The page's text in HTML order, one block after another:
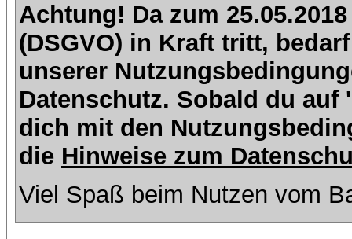
Achtung! Da zum
(DSGVO) in Kraft tritt,
unserer
Datenschutz. Sobald du
dich mit den
die Hinweise zum
Viel Spaß beim Nutzen vom